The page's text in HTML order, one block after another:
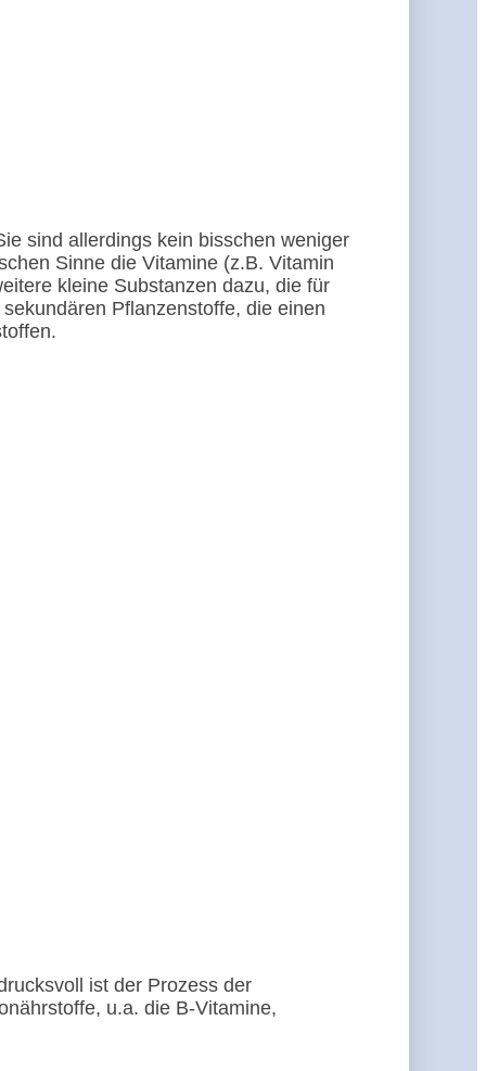
sind allerdings kein bisschen weniger
Sinne die Vitamine (z.B. Vitamin
kleine Substanzen dazu, die für
Pflanzenstoffe, die einen
ist der Prozess der
u.a. die B-Vitamine,